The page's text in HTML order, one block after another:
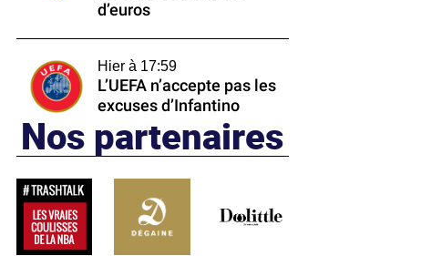
d’euros
Hier à 17:59
L’UEFA n’accepte pas les
excuses d’Infantino
Nos partenaires